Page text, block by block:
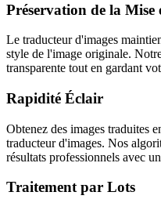
Préservation de la Mise
Le traducteur d'images
style de l'image originale.
transparente tout en gardant
Rapidité Éclair
Obtenez des images traduites
traducteur d'images. Nos
résultats professionnels avec
Traitement par Lots